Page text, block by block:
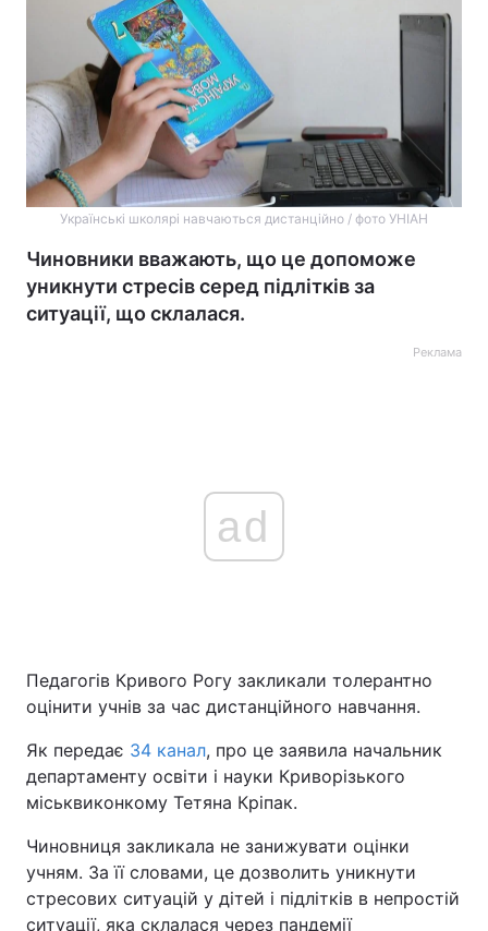
Українські школярі навчаються дистанційно / фото УНІАН
Чиновники вважають, що це допоможе
уникнути стресів серед підлітків за
ситуації, що склалася.
Реклама
ad
Педагогів Кривого Рогу закликали толерантно
оцінити учнів за час дистанційного навчання.
Як передає 34 канал, про це заявила начальник
департаменту освіти і науки Криворізького
міськвиконкому Тетяна Кріпак.
Чиновниця закликала не занижувати оцінки
учням. За її словами, це дозволить уникнути
стресових ситуацій у дітей і підлітків в непростій
ситуації, яка склалася через пандемії